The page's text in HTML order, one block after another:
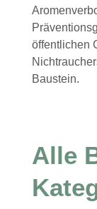
öffentlichen
Baustein.
Alle